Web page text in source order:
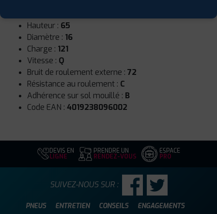
Hauteur : 65
Diamètre : 16
Charge : 121
Vitesse : Q
Bruit de roulement externe : 72
Résistance au roulement : C
Adhérence sur sol mouillé : B
Code EAN : 4019238096002
DEVIS EN
LIGNE
PRENDRE UN
RENDEZ-VOUS
ESPACE
PRO
PNEUS ENTRETIEN CONSEILS ENGAGEMENTS
SUIVEZ-NOUS SUR :